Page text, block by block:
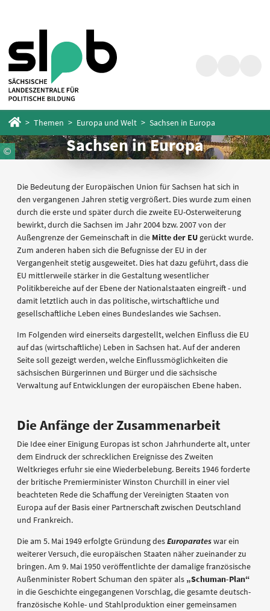
springen
springen
Startseite
Themen Europa und Welt Sachsen in Europa
Sachsen in Europa
Die Bedeutung der Europäischen Union für Sachsen hat sich in
den vergangenen Jahren stetig vergrößert. Dies wurde zum einen
durch die erste und später durch die zweite EU-Osterweiterung
bewirkt, durch die Sachsen im Jahr 2004 bzw. 2007 von der
Außengrenze der Gemeinschaft in die Mitte der EU gerückt wurde.
Zum anderen haben sich die Befugnisse der EU in der
Vergangenheit stetig ausgeweitet. Dies hat dazu geführt, dass die
EU mittlerweile stärker in die Gestaltung wesentlicher
Politikbereiche auf der Ebene der Nationalstaaten eingreift - und
damit letztlich auch in das politische, wirtschaftliche und
gesellschaftliche Leben eines Bundeslandes wie Sachsen.
Im Folgenden wird einerseits dargestellt, welchen Einfluss die EU
auf das (wirtschaftliche) Leben in Sachsen hat. Auf der anderen
Seite soll gezeigt werden, welche Einflussmöglichkeiten die
sächsischen Bürgerinnen und Bürger und die sächsische
Verwaltung auf Entwicklungen der europäischen Ebene haben.
Die Anfänge der Zusammenarbeit
Die Idee einer Einigung Europas ist schon Jahrhunderte alt, unter
dem Eindruck der schrecklichen Ereignisse des Zweiten
Weltkrieges erfuhr sie eine Wiederbelebung. Bereits 1946 forderte
der britische Premierminister Winston Churchill in einer viel
beachteten Rede die Schaffung der Vereinigten Staaten von
Europa auf der Basis einer Partnerschaft zwischen Deutschland
und Frankreich.
Die am 5. Mai 1949 erfolgte Gründung desEuroparateswar ein
weiterer Versuch, die europäischen Staaten näher zueinander zu
bringen. Am 9. Mai 1950 veröffentlichte der damalige französische
Außenminister Robert Schuman den später als „Schuman-Plan“
in die Geschichte eingegangenen Vorschlag, die gesamte deutsch-
französische Kohle- und Stahlproduktion einer gemeinsamen